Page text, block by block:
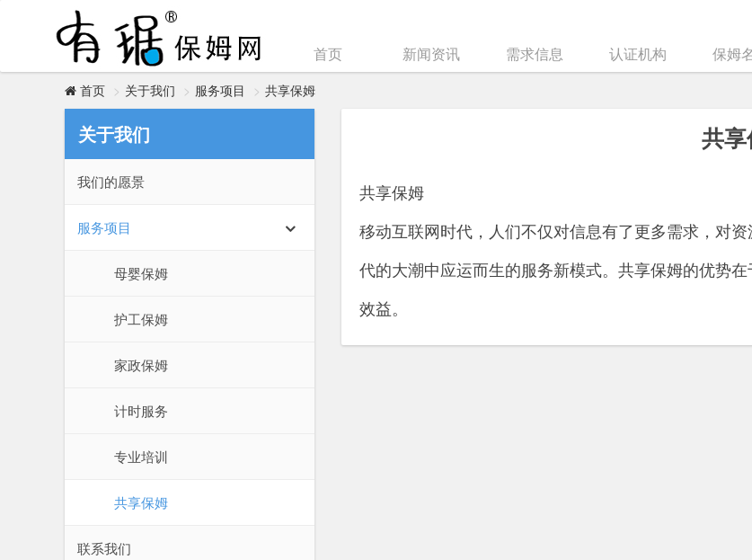
首页 新闻资讯 需求信息 认证机构 保姆
首页 关于我们 服务项目 共享保姆
关于我们
我们的愿景
服务项目
母婴保姆
护工保姆
家政保姆
计时服务
专业培训
共享保姆
联系我们
共
共享保姆
移动互联网时代，人们不仅对信息有了更多需求，对
代的大潮中应运而生的服务新模式。共享保姆的优势
效益。